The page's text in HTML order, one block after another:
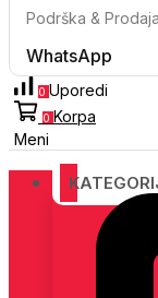
Podrška & Prodaja
WhatsApp
0 Uporedi
0 Korpa
Meni